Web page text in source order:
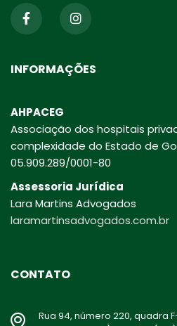
INFORMAÇÕES
AHPACEG
Associação dos hospitais
complexidade do Estado de
05.909.289/0001-80
Assessoria Jurídica
Lara Martins Advogados
laramartinsadvogados.com.br
CONTATO
Rua 94, número 220, quadra